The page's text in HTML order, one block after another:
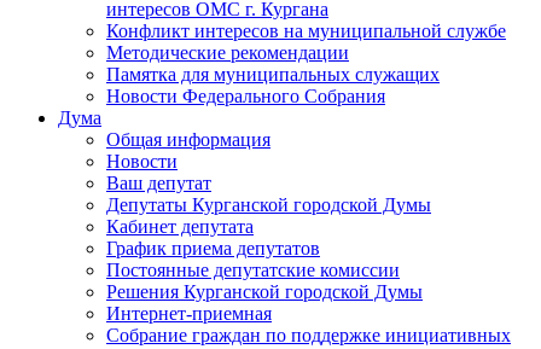
интересов ОМС г. Кургана
Конфликт интересов на муниципальной службе
Методические рекомендации
Памятка для муниципальных служащих
Новости Федерального Cобрания
Дума
Общая информация
Новости
Ваш депутат
Депутаты Курганской городской Думы
Кабинет депутата
График приема депутатов
Постоянные депутатские комиссии
Решения Курганской городской Думы
Интернет-приемная
Собрание граждан по поддержке инициативных